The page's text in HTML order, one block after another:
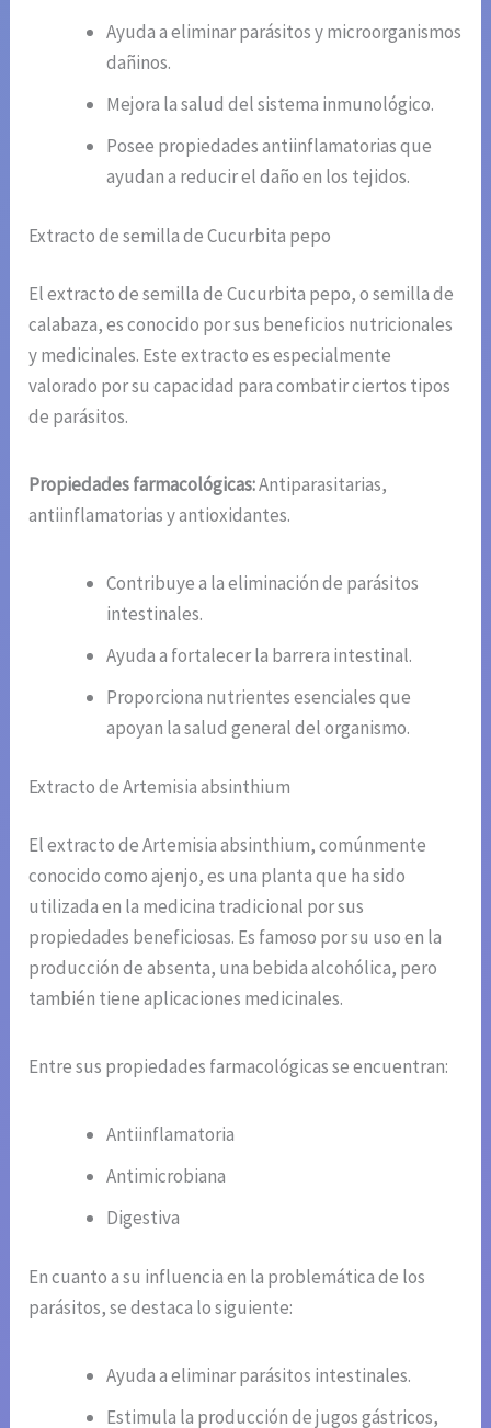
Ayuda a eliminar parásitos y microorganismos
dañinos.
Mejora la salud del sistema inmunológico.
Posee propiedades antiinflamatorias que
ayudan a reducir el daño en los tejidos.
Extracto de semilla de Cucurbita pepo
El extracto de semilla de Cucurbita pepo, o semilla de
calabaza, es conocido por sus beneficios nutricionales
y medicinales. Este extracto es especialmente
valorado por su capacidad para combatir ciertos tipos
de parásitos.
Propiedades farmacológicas:Antiparasitarias,
antiinflamatorias y antioxidantes.
Contribuye a la eliminación de parásitos
intestinales.
Ayuda a fortalecer la barrera intestinal.
Proporciona nutrientes esenciales que
apoyan la salud general del organismo.
Extracto de Artemisia absinthium
El extracto de Artemisia absinthium, comúnmente
conocido como ajenjo, es una planta que ha sido
utilizada en la medicina tradicional por sus
propiedades beneficiosas. Es famoso por su uso en la
producción de absenta, una bebida alcohólica, pero
también tiene aplicaciones medicinales.
Entre sus propiedades farmacológicas se encuentran:
Antiinflamatoria
Antimicrobiana
Digestiva
En cuanto a su influencia en la problemática de los
parásitos, se destaca lo siguiente:
Ayuda a eliminar parásitos intestinales.
Estimula la producción de jugos gástricos,